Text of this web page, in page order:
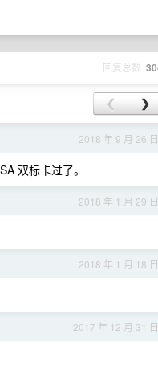
回复总数
❮ ❯
2018 年 9 月 26 日
双标卡过了。
2018 年 1 月 29 日
2018 年 1 月 18 日
2017 年 12 月 31 日